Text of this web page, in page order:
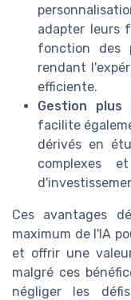
adapter leurs
fonction des
rendant
efficiente.
Gestion
facilite
dérivés en
complexes
Ces avantages
maximum de l'IA
et offrir une
malgré ces
négliger les